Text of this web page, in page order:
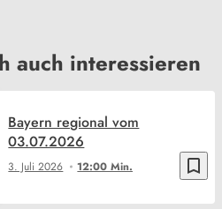
auch interessieren
bookmark_border
3. Juli 2026 12:00 Min.
Bayern regional vom
03.07.2026